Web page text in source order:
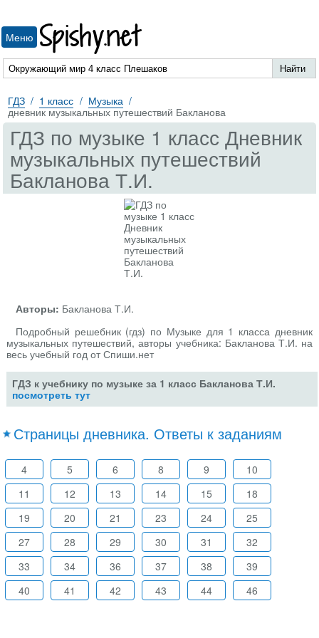
Меню Spishy.net
ГДЗ 1 класс
Музыка
дневник музыкальных путешествий Бакланова
ГДЗ по музыке 1 класс Дневник
музыкальных путешествий
Бакланова Т.И.
Авторы: Бакланова Т.И.
Подробный решебник (гдз) по Музыке для 1 класса дневник
музыкальных путешествий, авторы учебника: Бакланова Т.И. на
весь учебный год от Спиши.нет
ГДЗ к учебнику по музыке за 1 класс Бакланова Т.И.
посмотреть тут
Страницы дневника. Ответы к заданиям
4 5 6 8 9
10
11
12 13 14 15
18
19
20 21 23 24
25
27
28 29 30 31
32
33
34 36 37 38
39
40
41 42 43 44 46